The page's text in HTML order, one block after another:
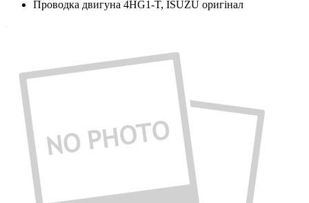
Проводка двигуна 4HG1-T, ISUZU оригінал